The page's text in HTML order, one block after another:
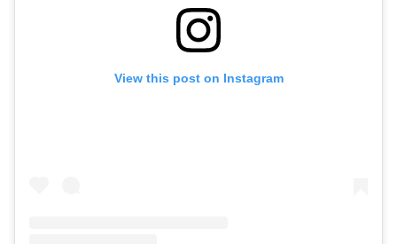
View this post on Instagram